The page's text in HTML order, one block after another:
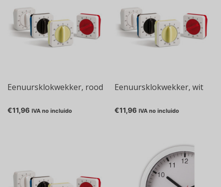
Eenuursklokwekker, rood
€11,96 IVA no incluido
Eenuursklokwekker, wit
€11,96 IVA no incluido